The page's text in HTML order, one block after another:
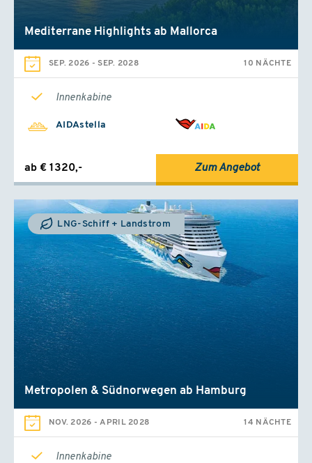
Mediterrane Highlights ab Mallorca
SEP. 2026 - SEP. 2028 10 NÄCHTE
Innenkabine
AIDAstella
ab € 1320,- Zum Angebot
LNG-Schiff + Landstrom
Metropolen & Südnorwegen ab Hamburg
NOV. 2026 -APRIL 2028 14 NÄCHTE
Innenkabine